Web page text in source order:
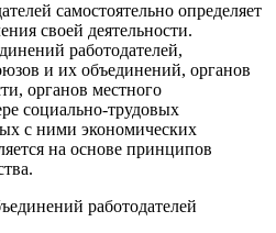
самостоятельно определяет
своей деятельности.
работодателей,
и их объединений, органов
органов местного
социально-трудовых
с ними экономических
на основе принципов
работодателей